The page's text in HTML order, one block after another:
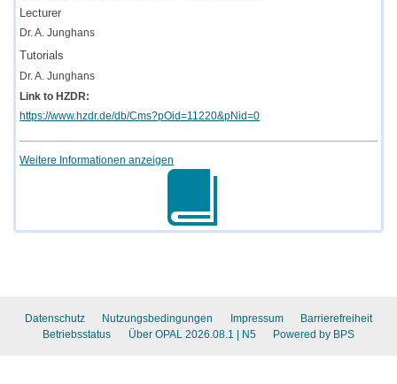
Lecturer
Dr. A. Junghans
Tutorials
Dr. A. Junghans
Link to HZDR:
https://www.hzdr.de/db/Cms?pOid=11220&pNid=0
Weitere Informationen anzeigen
Datenschutz Nutzungsbedingungen Impressum
Barrierefreiheit
Betriebsstatus
Über OPAL 2026.08.1 | N5 Powered by BPS